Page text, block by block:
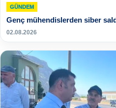
GÜNDEM
Genç mühendislerden siber
02.08.2026